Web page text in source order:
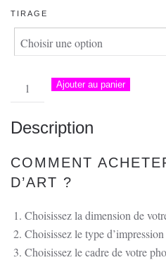
TIRAGE
quantité
de
Photo
de
l'école
de
en
Castagniccia
Corse
Ajouter au panier
Description
COMMENT
D’ART ?
Choisissez la dimension de
Choisissez le type
Choisissez le cadre de votre